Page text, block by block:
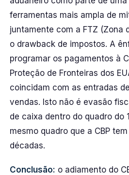
ferramentas mais ampla de
juntamente com a FTZ (Zona
o drawback de impostos. A
programar os pagamentos à
Proteção de Fronteiras dos
coincidam com as entradas
vendas. Isto não é evasão
de caixa dentro do quadro do
mesmo quadro que a CBP
décadas.
Conclusão: o adiamento do